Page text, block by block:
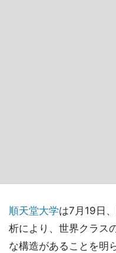
順天堂大学は7月19日
析により、世界クラス
な構造があることを明